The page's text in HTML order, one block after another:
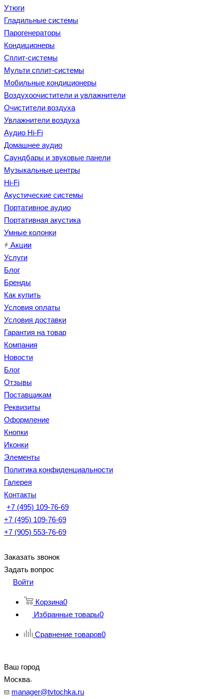
Утюги
Гладильные системы
Парогенераторы
Кондиционеры
Сплит-системы
Мульти сплит-системы
Мобильные кондиционеры
Воздухоочистители и увлажнители
Очистители воздуха
Увлажнители воздуха
Аудио Hi-Fi
Домашнее аудио
Саундбары и звуковые панели
Музыкальные центры
Hi-Fi
Акустические системы
Портативное аудио
Портативная акустика
Умные колонки
Акции
Услуги
Блог
Бренды
Как купить
Условия оплаты
Условия доставки
Гарантия на товар
Компания
Новости
Блог
Отзывы
Поставщикам
Реквизиты
Оформление
Кнопки
Иконки
Элементы
Политика конфиденциальности
Галерея
Контакты
+7 (495) 109-76-69
+7 (495) 109-76-69
+7 (905) 553-76-69
Заказать звонок
Задать вопрос
Войти
Корзина0
Избранные товары0
Сравнение товаров0
Ваш город
Москва
manager@tvtochka.ru